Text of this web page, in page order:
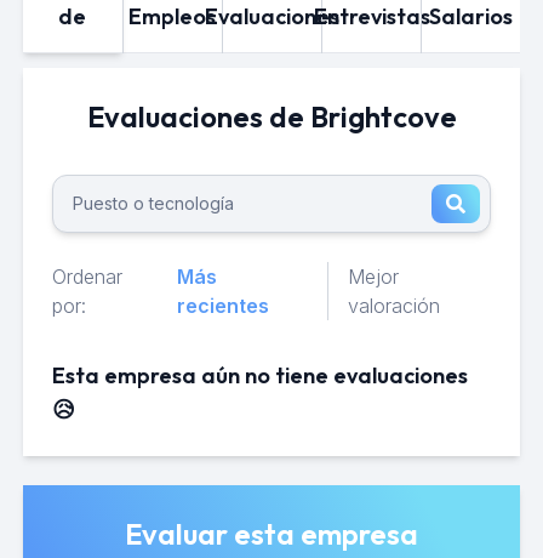
de
EmpleosEvaluacionesEntrevistasSalarios
Evaluaciones de Brightcove
Ordenar
por:
Más
recientes
Mejor
valoración
Esta empresa aún no tiene evaluaciones
😥
Evaluar esta empresa